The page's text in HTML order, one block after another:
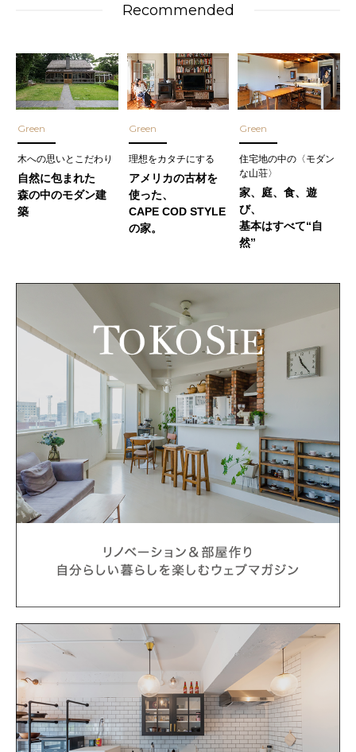
Recommended
Green
木への思いとこだわり
自然に包まれた
森の中のモダン建
築
Green
理想をカタチにする
アメリカの古材を
使った、
CAPE COD STYLE
の家。
Green
住宅地の中の〈モダン
な山荘〉
家、庭、食、遊
び、
基本はすべて“自
然”